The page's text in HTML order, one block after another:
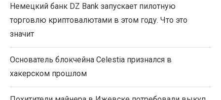
Немецкий банк DZ Bank запускает пилотную
торговлю криптовалютами в этом году. Что это
значит
Основатель блокчейна Celestia признался в
хакерском прошлом